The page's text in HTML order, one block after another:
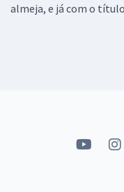
almeja, e já com o